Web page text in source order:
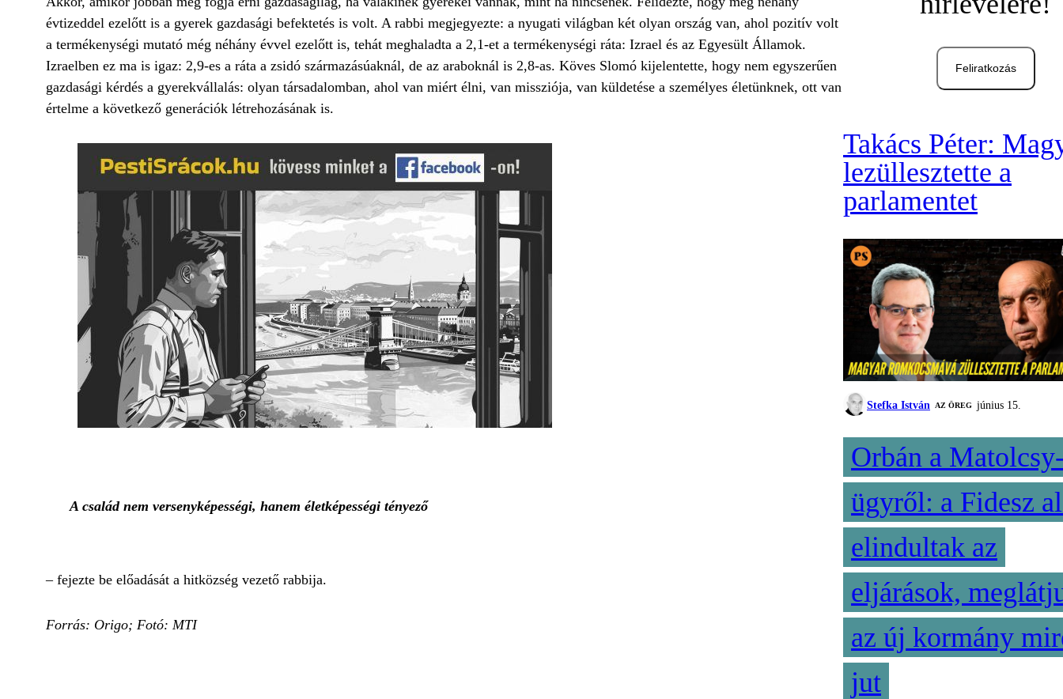
évtizeddel ezelőtt is a gyerek gazdasági befektetés is volt. A rabbi megjegyezte: a nyugati világban két olyan ország van, ahol pozitív volt
a termékenységi mutató még néhány évvel ezelőtt is, tehát meghaladta a 2,1-et a termékenységi ráta: Izrael és az Egyesült Államok.
Izraelben ez ma is igaz: 2,9-es a ráta a zsidó származásúaknál, de az araboknál is 2,8-as. Köves Slomó kijelentette, hogy nem egyszerűen
gazdasági kérdés a gyerekvállalás: olyan társadalomban, ahol van miért élni, van missziója, van küldetése a személyes életünknek, ott van
értelme a következő generációk létrehozásának is.
A család nem versenyképességi, hanem életképességi tényező
– fejezte be előadását a hitközség vezető rabbija.
Forrás: Origo; Fotó: MTI
Feliratkozás
Takács Péter:
lezüllesztette a
parlamentet
Stefka István AZ ÖREG június 15.
Orbán a
ügyről: a Fidesz
elindultak az
eljárások,
az új kormány
jut